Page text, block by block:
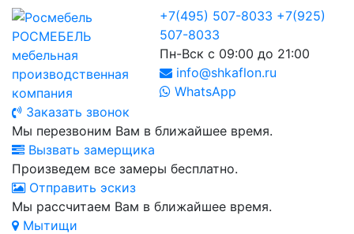
РОСМЕБЕЛЬ
мебельная
производственная
компания
+7(495) 507-8033 +7(925)
507-8033
Пн-Вск с 09:00 до 21:00
info@shkaflon.ru
WhatsApp
Заказать звонок
Мы перезвоним Вам в ближайшее время.
Вызвать замерщика
Произведем все замеры бесплатно.
Отправить эскиз
Мы рассчитаем Вам в ближайшее время.
Мытищи